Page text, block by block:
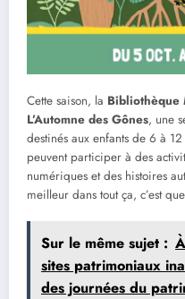
Cette saison, la Bibliothèque
L’Automne des Gônes, une
destinés aux enfants de 6 à
peuvent participer à des
numériques et des histoires
meilleur dans tout ça, c’est
Sur le même sujet :
sites patrimoniaux
des journées du